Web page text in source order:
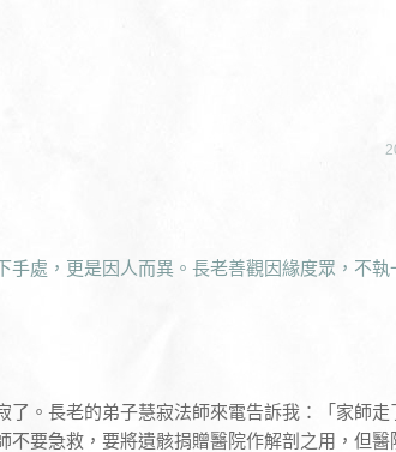
手處，更是因人而異。長老善觀因緣度眾，不執
了。長老的弟子慧寂法師來電告訴我：「家師走
不要急救，要將遺骸捐贈醫院作解剖之用，但